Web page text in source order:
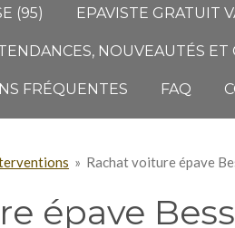
(95) EPAVISTE GRATUIT
NOUVEAUTÉS ET
FRÉQUENTES FAQ
» Rachat voiture épave
épave